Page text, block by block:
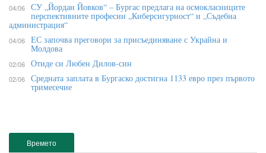
Времето
04/06 СУ „Йордан Йовков“ – Бургас предлага на осмокласниците
перспективните професии „Киберсигурност“ и „Съдебна
администрация“
04/06 ЕС започва преговори за присъединяване с Украйна и
Молдова
02/06 Отиде си Любен Дилов-син
02/06 Средната заплата в Бургаско достигна 1133 евро през първото
тримесечие